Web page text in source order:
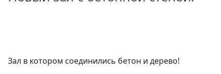
Зал в котором соединились бетон и дерево!